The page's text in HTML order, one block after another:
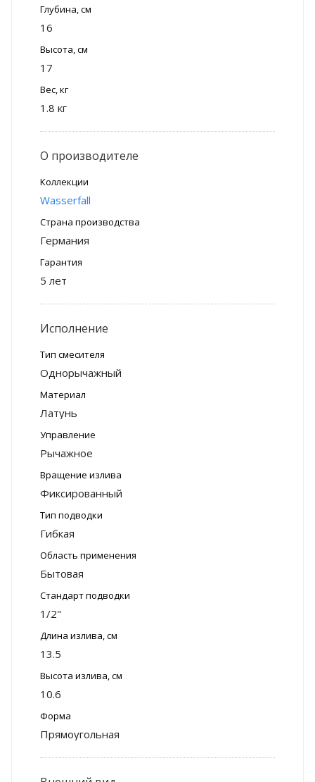
Глубина, см
16
Высота, см
17
Вес, кг
1.8 кг
О производителе
Коллекции
Wasserfall
Страна производства
Германия
Гарантия
5 лет
Исполнение
Тип смесителя
Однорычажный
Материал
Латунь
Управление
Рычажное
Вращение излива
Фиксированный
Тип подводки
Гибкая
Область применения
Бытовая
Стандарт подводки
1/2"
Длина излива, см
13.5
Высота излива, см
10.6
Форма
Прямоугольная